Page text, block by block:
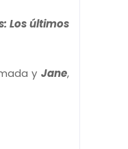
Los últimos
yJane,